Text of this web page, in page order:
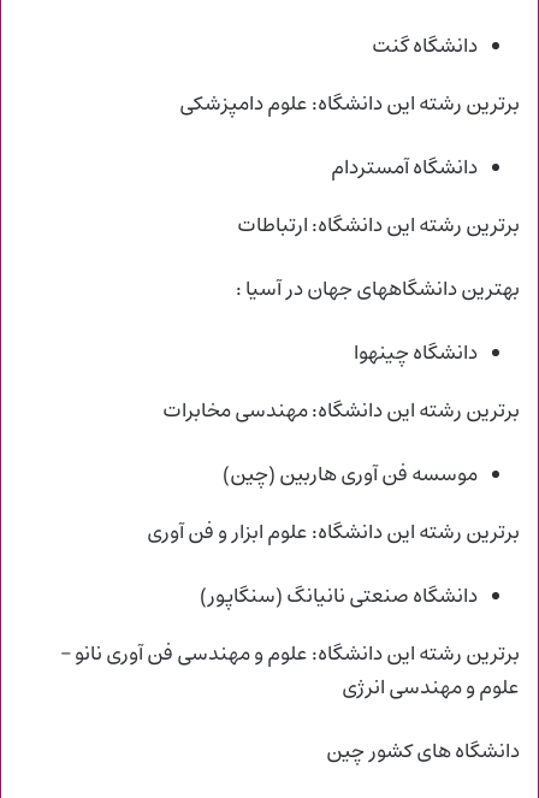
دانشگاه گنت
برترین رشته این دانشگاه: علوم دامپزشکی
دانشگاه آمستردام
برترین رشته این دانشگاه: ارتباطات
بهترین دانشگاههای جهان در آسیا :
دانشگاه چینهوا
برترین رشته این دانشگاه: مهندسی مخابرات
موسسه فن آوری هاربین (چین)
برترین رشته این دانشگاه: علوم ابزار و فن آوری
دانشگاه صنعتی نانیانگ (سنگاپور)
برترین رشته این دانشگاه: علوم و مهندسی فن آوری نانو –
علوم و مهندسی انرژی
دانشگاه های کشور چین